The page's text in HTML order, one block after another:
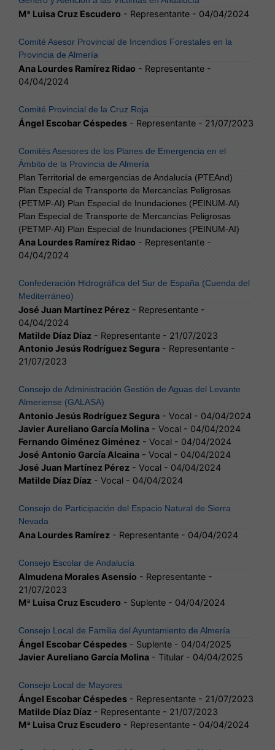
Mª Luisa Cruz Escudero - Representante - 04/04/2024
Comité Asesor Provincial de Incendios Forestales en la
Provincia de Almería
Ana Lourdes Ramírez Ridao - Representante -
04/04/2024
Comité Provincial de la Cruz Roja
Ángel Escobar Céspedes - Representante - 21/07/2023
Comités Asesores de los Planes de Emergencia en el
Ámbito de la Provincia de Almería
Plan Territorial de emergencias de Andalucía (PTEAnd)
Plan Especial de Transporte de Mercancías Peligrosas
(PETMP-AI) Plan Especial de Inundaciones (PEINUM-AI)
Plan Especial de Transporte de Mercancías Peligrosas
(PETMP-AI) Plan Especial de Inundaciones (PEINUM-AI)
Ana Lourdes Ramírez Ridao - Representante -
04/04/2024
Confederación Hidrográfica del Sur de España (Cuenda del
Mediterráneo)
José Juan Martínez Pérez - Representante -
04/04/2024
Matilde Díaz Díaz - Representante - 21/07/2023
Antonio Jesús Rodríguez Segura - Representante -
21/07/2023
Consejo de Administración Gestión de Aguas del Levante
Almeriense (GALASA)
Antonio Jesús Rodríguez Segura - Vocal - 04/04/2024
Javier Aureliano García Molina - Vocal - 04/04/2024
Fernando Giménez Giménez - Vocal - 04/04/2024
José Antonio García Alcaina - Vocal - 04/04/2024
José Juan Martínez Pérez - Vocal - 04/04/2024
Matilde Díaz Díaz - Vocal - 04/04/2024
Consejo de Participación del Espacio Natural de Sierra
Nevada
Ana Lourdes Ramírez - Representante - 04/04/2024
Consejo Escolar de Andalucía
Almudena Morales Asensio - Representante -
21/07/2023
Mª Luisa Cruz Escudero - Suplente - 04/04/2024
Consejo Local de Familia del Ayuntamiento de Almería
Ángel Escobar Céspedes - Suplente - 04/04/2025
Javier Aureliano García Molina - Titular - 04/04/2025
Consejo Local de Mayores
Ángel Escobar Céspedes - Representante - 21/07/2023
Matilde Díaz Díaz - Representante - 21/07/2023
Mª Luisa Cruz Escudero - Representante - 04/04/2024